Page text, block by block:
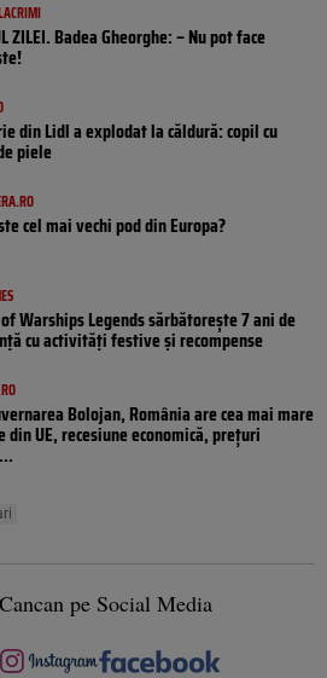
ZILEI. Badea Gheorghe: – Nu pot face
din Lidl a explodat la căldură: copil cu
piele
cel mai vechi pod din Europa?
Warships Legends sărbătorește 7 ani de
cu activități festive și recompense
Bolojan, România are cea mai mare
UE, recesiune economică, prețuri
pe Social Media